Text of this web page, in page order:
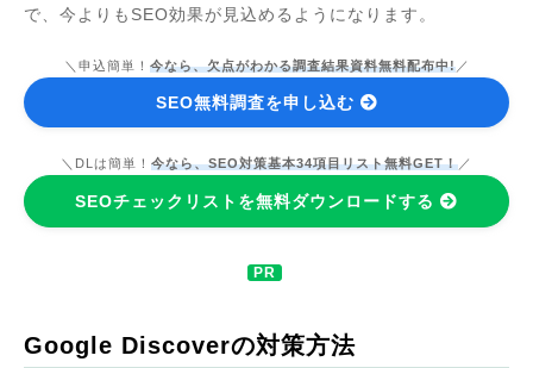
で、今よりもSEO効果が見込めるようになります。
＼申込簡単！ 今なら、欠点がわかる調査結果資料無料配布中!／
SEO無料調査を申し込む
＼DLは簡単！ 今なら、SEO対策基本34項目リスト無料GET！ ／
SEOチェックリストを無料ダウンロードする
Google Discoverの対策方法